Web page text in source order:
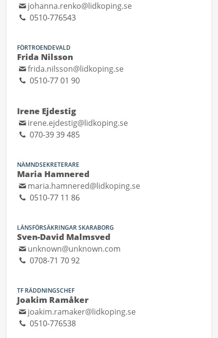
johanna.renko@lidkoping.se
0510-776543
FÖRTROENDEVALD
Frida Nilsson
frida.nilsson@lidkoping.se
0510-77 01 90
Irene Ejdestig
irene.ejdestig@lidkoping.se
070-39 39 485
NÄMNDSEKRETERARE
Maria Hamnered
maria.hamnered@lidkoping.se
0510-77 11 86
LÄNSFÖRSÄKRINGAR SKARABORG
Sven-David Malmsved
unknown@unknown.com
0708-71 70 92
TF RÄDDNINGSCHEF
Joakim Ramåker
joakim.ramaker@lidkoping.se
0510-776538